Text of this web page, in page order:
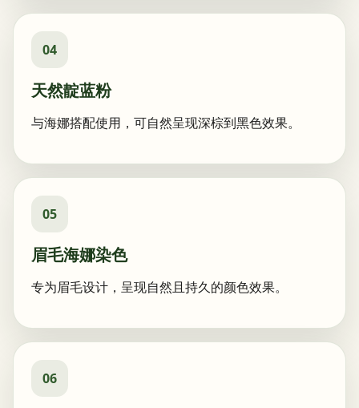
04
天然靛蓝粉
与海娜搭配使用，可自然呈现深棕到黑色效果。
05
眉毛海娜染色
专为眉毛设计，呈现自然且持久的颜色效果。
06